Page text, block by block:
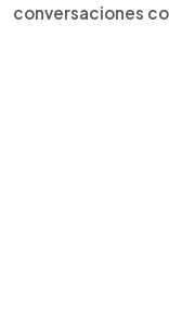
conversaciones